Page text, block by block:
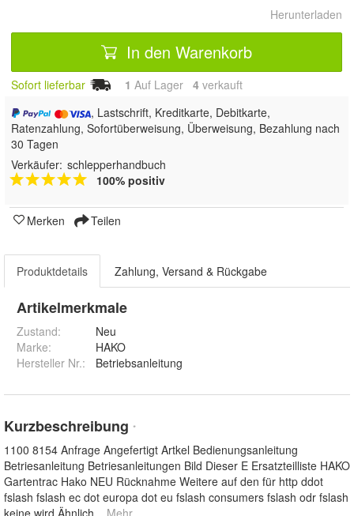
Herunterladen
In den Warenkorb
Sofort lieferbar 1 Auf Lager 4 verkauft
, Lastschrift, Kreditkarte, Debitkarte,
Ratenzahlung, Sofortüberweisung, Überweisung, Bezahlung nach
30 Tagen
Verkäufer: schlepperhandbuch
100% positiv
Merken Teilen
Produktdetails Zahlung, Versand & Rückgabe
Artikelmerkmale
Zustand:
Neu
Marke:
HAKO
Hersteller Nr.:
Betriebsanleitung
Kurzbeschreibung *
1100 8154 Anfrage Angefertigt Artkel Bedienungsanleitung
Betriesanleitung Betriesanleitungen Bild Dieser E Ersatzteilliste HAKO
Gartentrac Hako NEU Rücknahme Weitere auf den für http ddot
fslash fslash ec dot europa dot eu fslash consumers fslash odr fslash
keine wird Ähnlich... Mehr